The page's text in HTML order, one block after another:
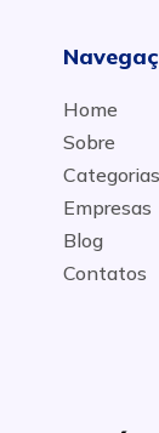
Home
Sobre
Categorias
Empresas
Blog
Contatos